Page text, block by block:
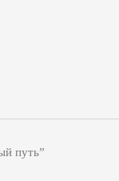
путь”